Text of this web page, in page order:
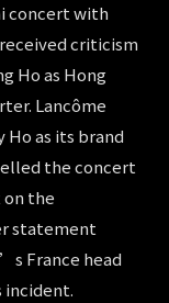
concert with
criticism
Ho as Hong
Lancôme
Ho as its brand
the concert
on the
statement
France head
incident.